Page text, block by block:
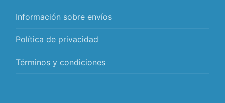
Información sobre envíos
Política de privacidad
Términos y condiciones